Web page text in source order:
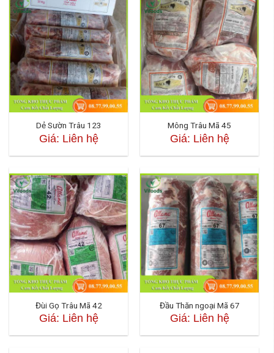
Dẻ Sườn Trâu 123
Giá: Liên hệ
Mông Trâu Mã 45
Giá: Liên hệ
Đùi Gọ Trâu Mã 42
Giá: Liên hệ
Đầu Thăn ngoại Mã 67
Giá: Liên hệ